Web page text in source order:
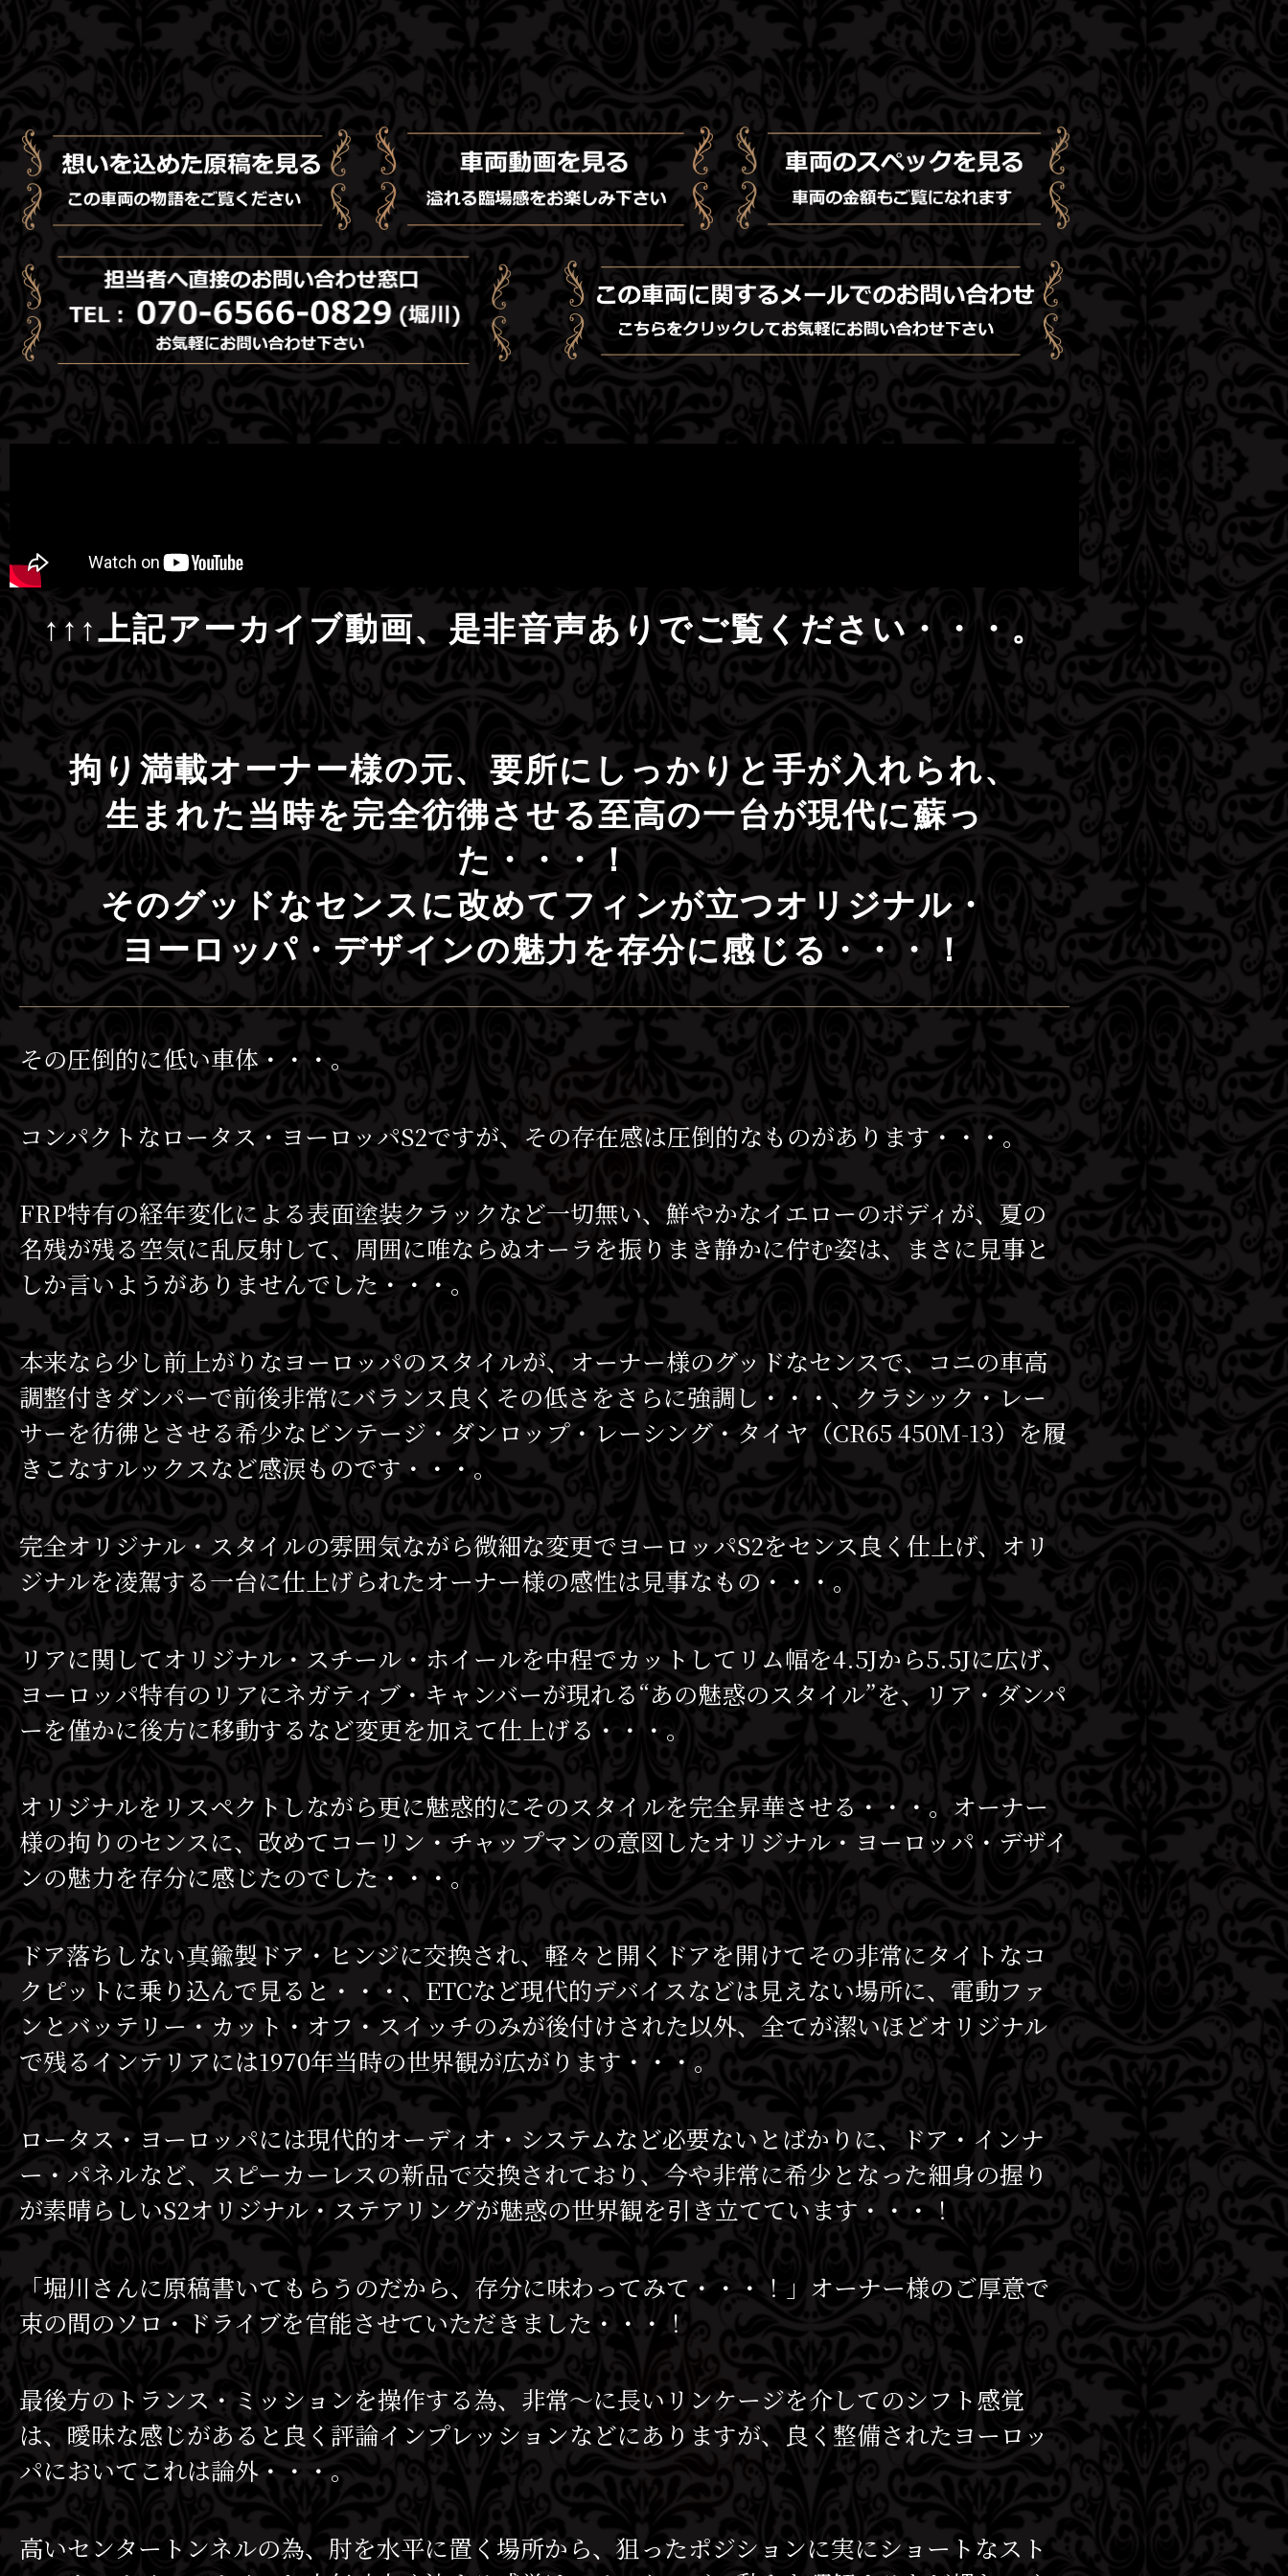
↑↑↑上記アーカイブ動画、是非音声ありでご覧ください・・・。
拘り満載オーナー様の元、要所にしっかりと手が入れられ、
生まれた当時を完全彷彿させる至高の一台が現代に蘇っ
た・・・！
そのグッドなセンスに改めてフィンが立つオリジナル・
ヨーロッパ・デザインの魅力を存分に感じる・・・！
その圧倒的に低い車体・・・。
コンパクトなロータス・ヨーロッパS2ですが、その存在感は圧倒的なものがあります・・・。
FRP特有の経年変化による表面塗装クラックなど一切無い、鮮やかなイエローのボディが、夏の
名残が残る空気に乱反射して、周囲に唯ならぬオーラを振りまき静かに佇む姿は、まさに見事と
しか言いようがありませんでした・・・。
本来なら少し前上がりなヨーロッパのスタイルが、オーナー様のグッドなセンスで、コニの車高
調整付きダンパーで前後非常にバランス良くその低さをさらに強調し・・・、クラシック・レー
サーを彷彿とさせる希少なビンテージ・ダンロップ・レーシング・タイヤ（CR65 450M-13）を履
きこなすルックスなど感涙ものです・・・。
完全オリジナル・スタイルの雰囲気ながら微細な変更でヨーロッパS2をセンス良く仕上げ、オリ
ジナルを凌駕する一台に仕上げられたオーナー様の感性は見事なもの・・・。
リアに関してオリジナル・スチール・ホイールを中程でカットしてリム幅を4.5Jから5.5Jに広げ、
ヨーロッパ特有のリアにネガティブ・キャンバーが現れる“あの魅惑のスタイル”を、リア・ダンパ
ーを僅かに後方に移動するなど変更を加えて仕上げる・・・。
オリジナルをリスペクトしながら更に魅惑的にそのスタイルを完全昇華させる・・・。オーナー
様の拘りのセンスに、改めてコーリン・チャップマンの意図したオリジナル・ヨーロッパ・デザイ
ンの魅力を存分に感じたのでした・・・。
ドア落ちしない真鍮製ドア・ヒンジに交換され、軽々と開くドアを開けてその非常にタイトなコ
クピットに乗り込んで見ると・・・、ETCなど現代的デバイスなどは見えない場所に、電動ファ
ンとバッテリー・カット・オフ・スイッチのみが後付けされた以外、全てが潔いほどオリジナル
で残るインテリアには1970年当時の世界観が広がります・・・。
ロータス・ヨーロッパには現代的オーディオ・システムなど必要ないとばかりに、ドア・インナ
ー・パネルなど、スピーカーレスの新品で交換されており、今や非常に希少となった細身の握り
が素晴らしいS2オリジナル・ステアリングが魅惑の世界観を引き立てています・・・！
「堀川さんに原稿書いてもらうのだから、存分に味わってみて・・・！」オーナー様のご厚意で
束の間のソロ・ドライブを官能させていただきました・・・！
最後方のトランス・ミッションを操作する為、非常〜に長いリンケージを介してのシフト感覚
は、曖昧な感じがあると良く評論インプレッションなどにありますが、良く整備されたヨーロッ
パにおいてこれは論外・・・。
高いセンタートンネルの為、肘を水平に置く場所から、狙ったポジションに実にショートなスト